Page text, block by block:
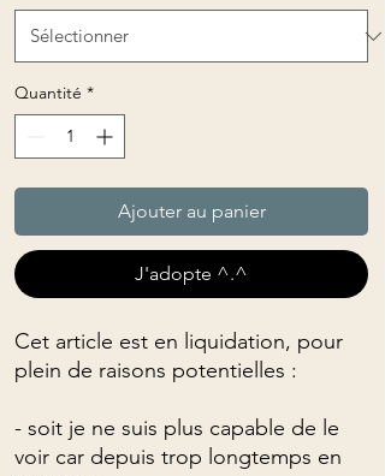
Quantité *
Ajouter au panier
J'adopte ^.^
Cet article est en liquidation, pour
plein de raisons potentielles :
- soit je ne suis plus capable de le
voir car depuis trop longtemps en